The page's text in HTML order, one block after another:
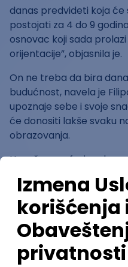
danas predvideti koja će
postojati za 4 do 9
osnovac koji sada
orijentacije”, objasnila je.
On ne treba da bira
budućnost, navela je
upoznaje sebe i svoje
će donositi lakše svaku
obrazovanja.
Uspešna profesionalna
pozitivan uticaj na lični i
Veće
produktivnost i
karijeri